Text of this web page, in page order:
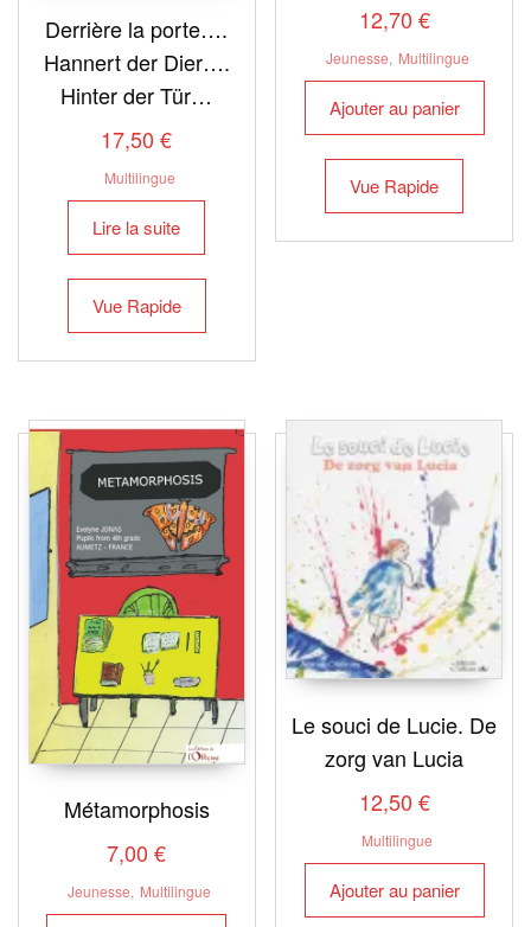
Derrière la porte….
Hannert der Dier….
Hinter der Tür…
17,50€
Multilingue
Lire la suite
Vue Rapide
12,70 €
Jeunesse, Multilingue
Ajouter au panier
Vue Rapide
Métamorphosis
7,00€
Jeunesse, Multilingue
Le souci de Lucie. De
zorg van Lucia
12,50 €
Multilingue
Ajouter au panier